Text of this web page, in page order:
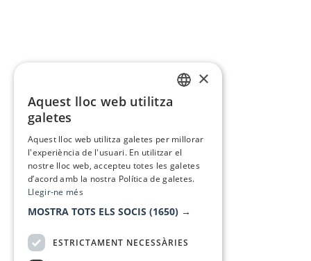
×
Aquest lloc web utilitza
galetes
Aquest lloc web utilitza galetes per millorar
l'experiència de l'usuari. En utilitzar el
nostre lloc web, accepteu totes les galetes
d’acord amb la nostra Política de galetes.
Llegir-ne més
MOSTRA TOTS ELS SOCIS (1650) →
ESTRICTAMENT NECESSÀRIES